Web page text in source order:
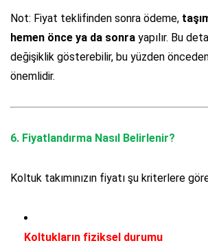
Not: Fiyat teklifinden sonra ödeme,
hemen önce ya da sonra yapılır. Bu
değişiklik gösterebilir, bu yüzden
önemlidir.
6. Fiyatlandırma Nasıl Belirlenir?
Koltuk takımınızın fiyatı şu kriterlere
Koltukların fiziksel durumu